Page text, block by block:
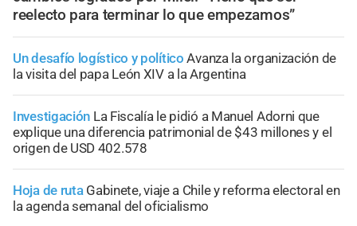
reelecto para terminar lo que empezamos”
Un desafío logístico y político Avanza la organización de
la visita del papa León XIV a la Argentina
Investigación La Fiscalía le pidió a Manuel Adorni que
explique una diferencia patrimonial de $43 millones y el
origen de USD 402.578
Hoja de ruta Gabinete, viaje a Chile y reforma electoral en
la agenda semanal del oficialismo